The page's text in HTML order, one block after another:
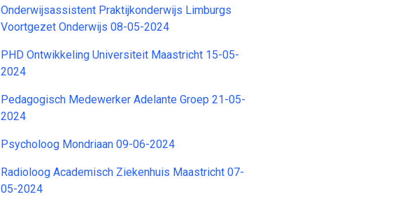
Onderwijsassistent Praktijkonderwijs Limburgs
Voortgezet Onderwijs 08-05-2024
PHD Ontwikkeling Universiteit Maastricht 15-05-
2024
Pedagogisch Medewerker Adelante Groep 21-05-
2024
Psycholoog Mondriaan 09-06-2024
Radioloog Academisch Ziekenhuis Maastricht 07-
05-2024